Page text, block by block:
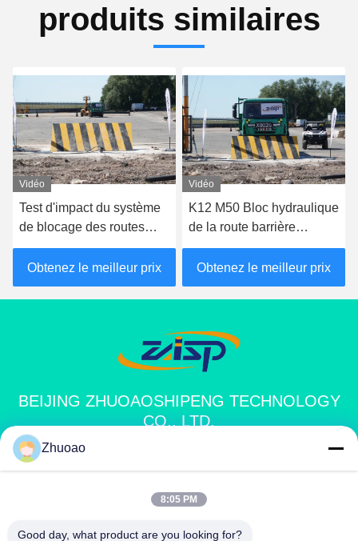
produits similaires
Vidéo
K12 M50 Bloc hydraulique
de la route barrière
d'atténuation des
véhicules hostiles
Obtenez le meilleur prix
Vidéo
Test d'impact antiterroriste
barrière hydraulique
routière blocage routier de
véhicule
Obtenez le meilleur prix
BEIJING ZHUOAOSHIPENG TECHNOLOGY
CO., LTD.
86-138-10893981
Zhuoao
8:05 PM
Good day, what product are you looking for?